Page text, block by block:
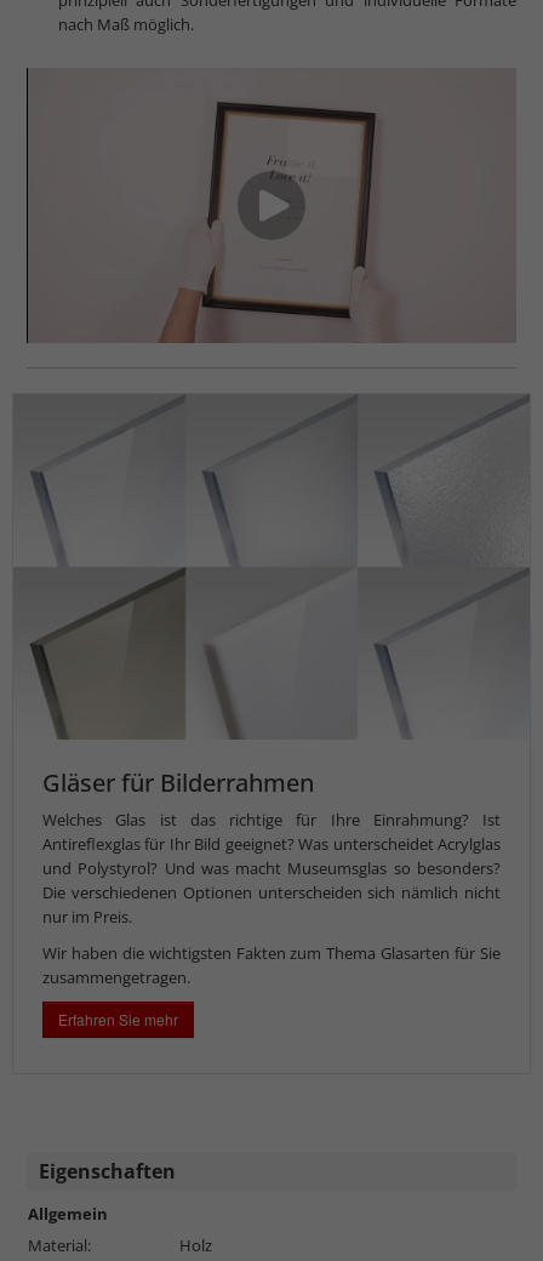
nach Maß möglich.
Gläser für Bilderrahmen
Welches Glas ist das richtige für Ihre Einrahmung? Ist
Antireflexglas für Ihr Bild geeignet? Was unterscheidet Acrylglas
und Polystyrol? Und was macht Museumsglas so besonders?
Die verschiedenen Optionen unterscheiden sich nämlich nicht
nur im Preis.
Wir haben die wichtigsten Fakten zum Thema Glasarten für Sie
zusammengetragen.
Erfahren Sie mehr
Eigenschaften
Allgemein
Material:
Holz